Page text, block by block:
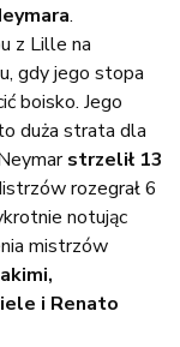
.
z Lille na
gdy jego stopa
boisko. Jego
duża strata dla
strzelił 13
rozegrał 6
notując
mistrzów
i Renato